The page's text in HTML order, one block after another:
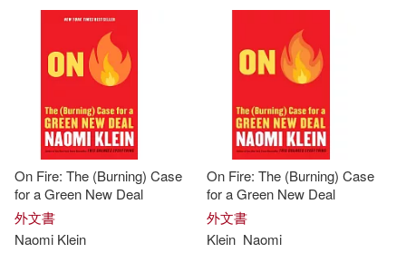
On Fire: The (Burning) Case
for a Green New Deal
外文書
Naomi Klein
On Fire: The (Burning) Case
for a Green New Deal
外文書
Klein Naomi